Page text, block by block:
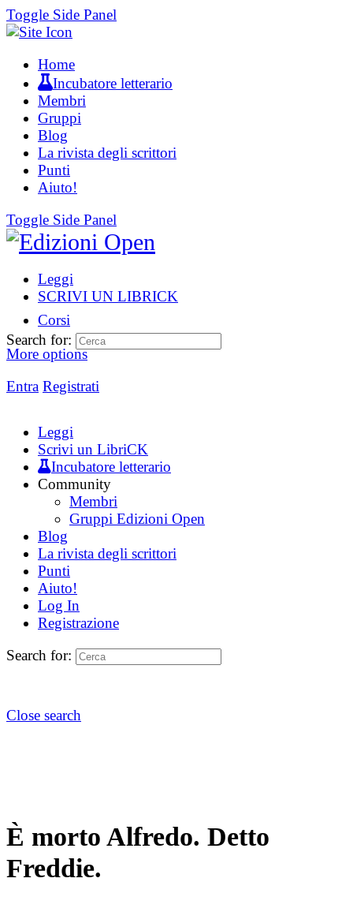
Toggle Side Panel
Home
Incubatore letterario
Membri
Gruppi
Blog
La rivista degli scrittori
Punti
Aiuto!
Toggle Side Panel
Leggi
SCRIVI UN LIBRICK
Corsi
More options
Entra Registrati
Search for:
Leggi
Scrivi un LibriCK
Incubatore letterario
Community
Membri
Gruppi Edizioni Open
Blog
La rivista degli scrittori
Punti
Aiuto!
Log In
Registrazione
Search for:
Close search
È morto Alfredo. Detto
Freddie.